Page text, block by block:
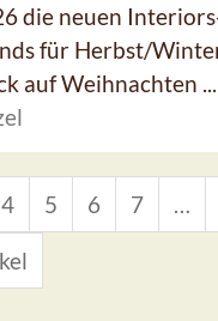
die neuen
für Herbst/
auf Weihnachten ...
4 5 6 7 …